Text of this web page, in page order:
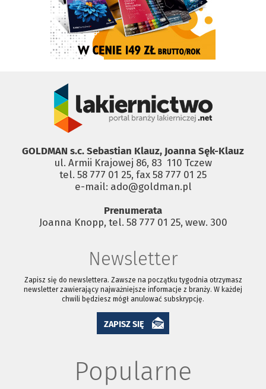
GOLDMAN s.c. Sebastian Klauz, Joanna Sęk-Klauz
ul. Armii Krajowej 86, 83 ­ 110 Tczew
tel. 58 777 01 25, fax 58 777 01 25
e-mail: ado@goldman.pl
Prenumerata
Joanna Knopp, tel. 58 777 01 25, wew. 300
Newsletter
Zapisz się do newslettera. Zawsze na początku tygodnia otrzymasz
newsletter zawierający najważniejsze informacje z branży. W każdej
chwili będziesz mógł anulować subskrypcję.
ZAPISZ SIĘ
Popularne